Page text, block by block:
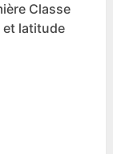
Classe
et latitude